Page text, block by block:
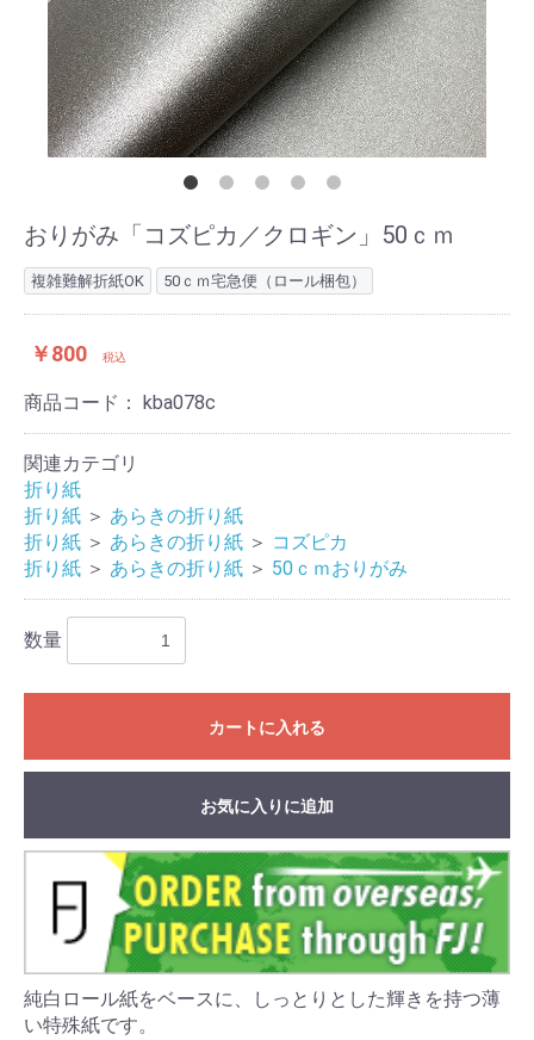
おりがみ「コズピカ／クロギン」50ｃｍ
複雑難解折紙OK 50ｃｍ宅急便（ロール梱包）
￥800 税込
商品コード： kba078c
関連カテゴリ
折り紙
折り紙 ＞ あらきの折り紙
折り紙 ＞ あらきの折り紙 ＞ コズピカ
折り紙 ＞ あらきの折り紙 ＞ 50ｃｍおりがみ
数量
カートに入れる
お気に入りに追加
純白ロール紙をベースに、しっとりとした輝きを持つ薄
い特殊紙です。